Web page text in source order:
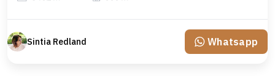
Sintia Redland Whatsapp